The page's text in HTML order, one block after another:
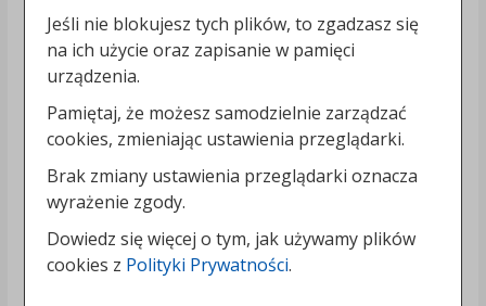
Jeśli nie blokujesz tych plików, to zgadzasz się
na ich użycie oraz zapisanie w pamięci
urządzenia.
Pamiętaj, że możesz samodzielnie zarządzać
cookies, zmieniając ustawienia przeglądarki.
Brak zmiany ustawienia przeglądarki oznacza
wyrażenie zgody.
Dowiedz się więcej o tym, jak używamy plików
cookies z Polityki Prywatności.